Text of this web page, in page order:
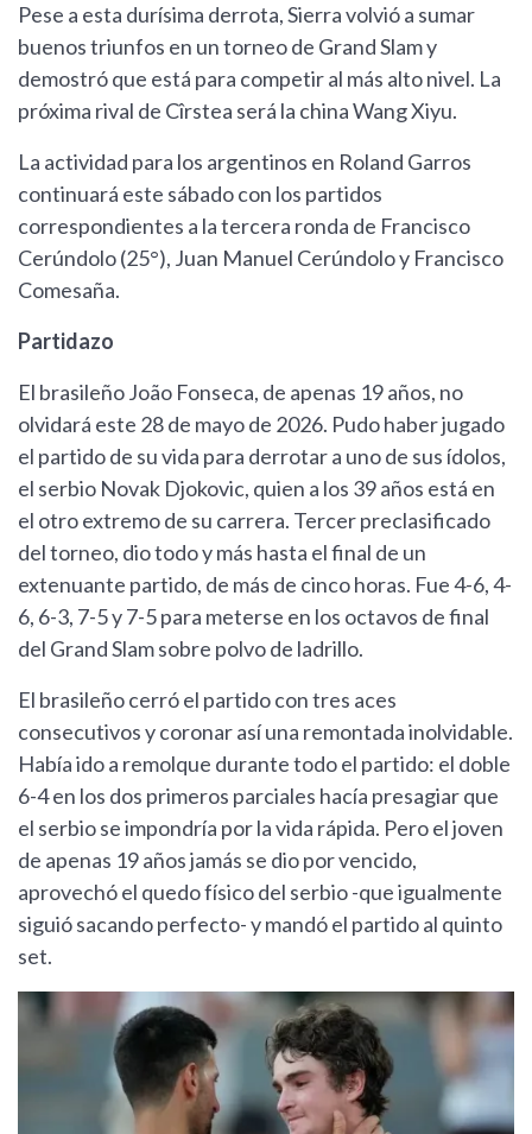
Pese a esta durísima derrota, Sierra volvió a sumar
buenos triunfos en un torneo de Grand Slam y
demostró que está para competir al más alto nivel. La
próxima rival de Cîrstea será la china Wang Xiyu.
La actividad para los argentinos en Roland Garros
continuará este sábado con los partidos
correspondientes a la tercera ronda de Francisco
Cerúndolo (25°), Juan Manuel Cerúndolo y Francisco
Comesaña.
Partidazo
El brasileño João Fonseca, de apenas 19 años, no
olvidará este 28 de mayo de 2026. Pudo haber jugado
el partido de su vida para derrotar a uno de sus ídolos,
el serbio Novak Djokovic, quien a los 39 años está en
el otro extremo de su carrera. Tercer preclasificado
del torneo, dio todo y más hasta el final de un
extenuante partido, de más de cinco horas. Fue 4-6, 4-
6, 6-3, 7-5 y 7-5 para meterse en los octavos de final
del Grand Slam sobre polvo de ladrillo.
El brasileño cerró el partido con tres aces
consecutivos y coronar así una remontada inolvidable.
Había ido a remolque durante todo el partido: el doble
6-4 en los dos primeros parciales hacía presagiar que
el serbio se impondría por la vida rápida. Pero el joven
de apenas 19 años jamás se dio por vencido,
aprovechó el quedo físico del serbio -que igualmente
siguió sacando perfecto- y mandó el partido al quinto
set.